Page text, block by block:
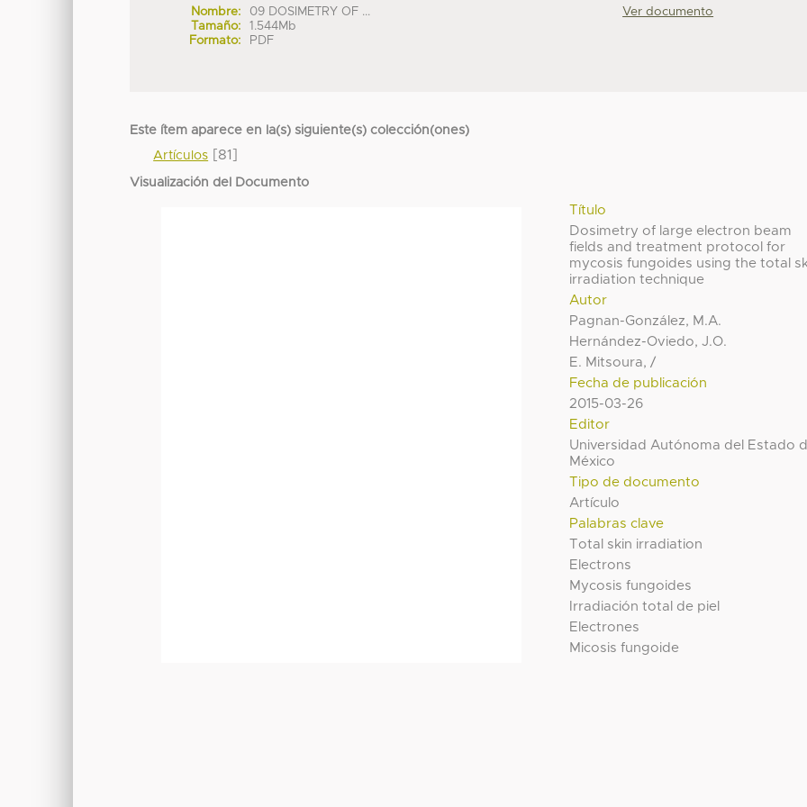
Nombre:
09 DOSIMETRY OF ...
Tamaño:
1.544Mb
Formato:
PDF
Ver documento
Este ítem aparece en la(s) siguiente(s) colección(ones)
Artículos [81]
Visualización del Documento
Título
Dosimetry of large electron beam
fields and treatment protocol for
mycosis fungoides using the total
irradiation technique
Autor
Pagnan-González, M.A.
Hernández-Oviedo, J.O.
E. Mitsoura, /
Fecha de publicación
2015-03-26
Editor
Universidad Autónoma del Estado
México
Tipo de documento
Artículo
Palabras clave
Total skin irradiation
Electrons
Mycosis fungoides
Irradiación total de piel
Electrones
Micosis fungoide